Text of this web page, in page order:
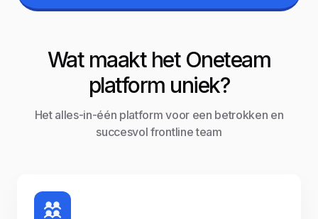
Wat maakt het Oneteam
platform uniek?
Het alles-in-één platform voor een betrokken en
succesvol frontline team